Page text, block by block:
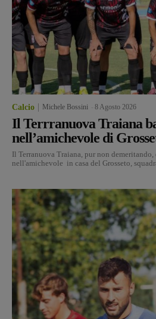
Calcio Michele Bossini 8 Agosto 2026
Il Terrranuova Traiana
nell’amichevole di
Il Terranuova Traiana, pur non demeritando,
nell'amichevole in casa del Grosseto,